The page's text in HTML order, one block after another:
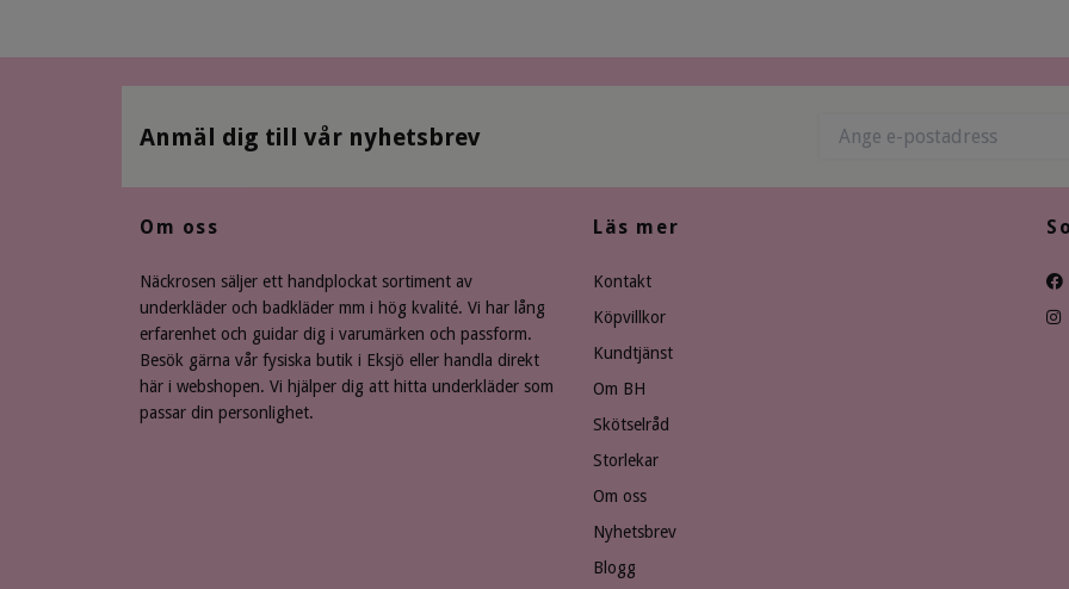
Anmäl dig till vår nyhetsbrev
Om oss
Näckrosen säljer ett handplockat sortiment av
underkläder och badkläder mm i hög kvalité. Vi har lång
erfarenhet och guidar dig i varumärken och passform.
Besök gärna vår fysiska butik i Eksjö eller handla direkt
här i webshopen. Vi hjälper dig att hitta underkläder som
passar din personlighet.
Läs mer
Kontakt
Köpvillkor
Kundtjänst
Om BH
Skötselråd
Storlekar
Om oss
Nyhetsbrev
Blogg